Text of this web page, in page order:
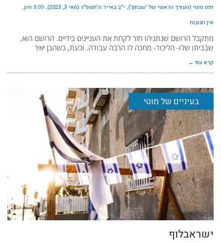
זפט מוטי (העורך הראשי של 'שבתון') י״ב באייר ה׳תשפ״ג (מאי 3, 2023) 8:09 pm
אין תגובות
מתקבל הרושם שנתניהו חזר לקחת את העניינים בידיים. הרושם הוא,
שבביתו שלו- הליכוד- מחכה לו הרבה עבודה. וכעת, כשהבן יאיר
קרא עוד ←
בעיניים של מוטי
ישראבלוף